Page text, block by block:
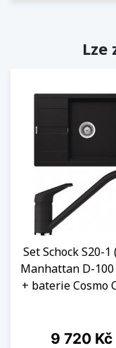
Lze
Set Schock S20-1
Manhattan D-100
+ baterie Cosmo
Cena
9 720 Kč